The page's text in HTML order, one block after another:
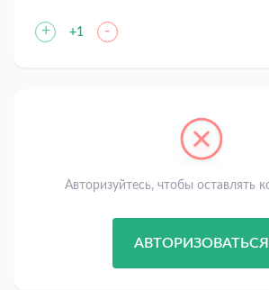
+ +1 -
Авторизуйтесь, чтобы оставлять
АВТОРИЗОВАТЬСЯ